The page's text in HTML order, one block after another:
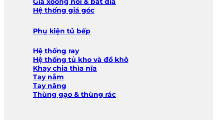
Hệ thống giá góc
Phụ kiện tủ bếp
Hệ thống ray
Hệ thống tủ kho và đồ khô
Khay chia thìa nĩa
Tay nắm
Tay nâng
Thùng gạo & thùng rác